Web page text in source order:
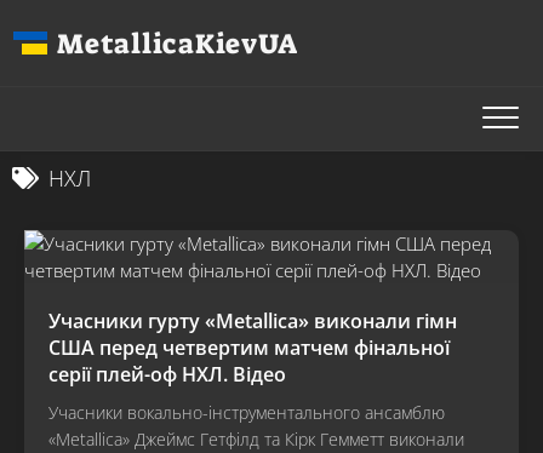
до
MetallicaKievUA
НХЛ
Учасники гурту «Metallica» виконали гімн
США перед четвертим матчем фінальної
серії плей-оф НХЛ. Відео
Учасники вокально-інструментального ансамблю
«Metallica» Джеймс Гетфілд та Кірк Гемметт виконали